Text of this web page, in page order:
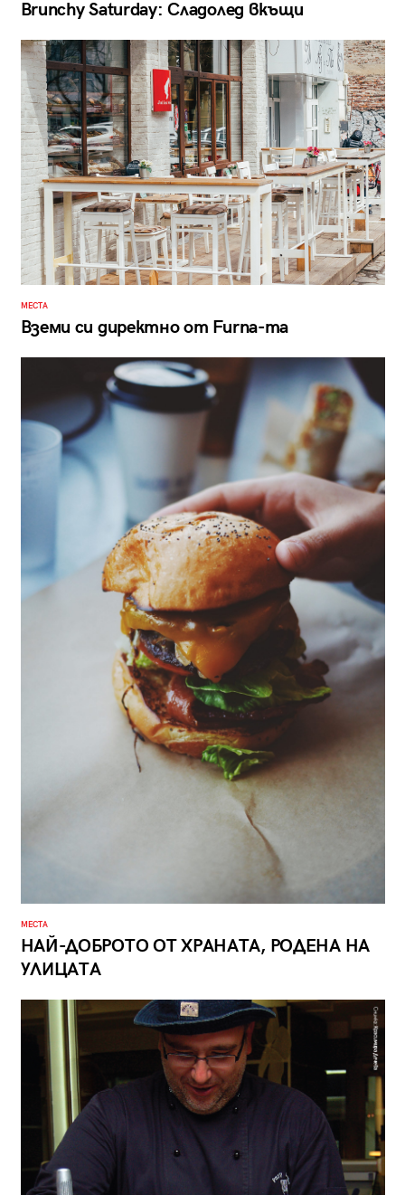
Brunchy Saturday: Сладолед вкъщи
МЕСТА
Вземи си директно от Furna-та
МЕСТА
НАЙ-ДОБРОТО ОТ ХРАНАТА, РОДЕНА НА
УЛИЦАТА